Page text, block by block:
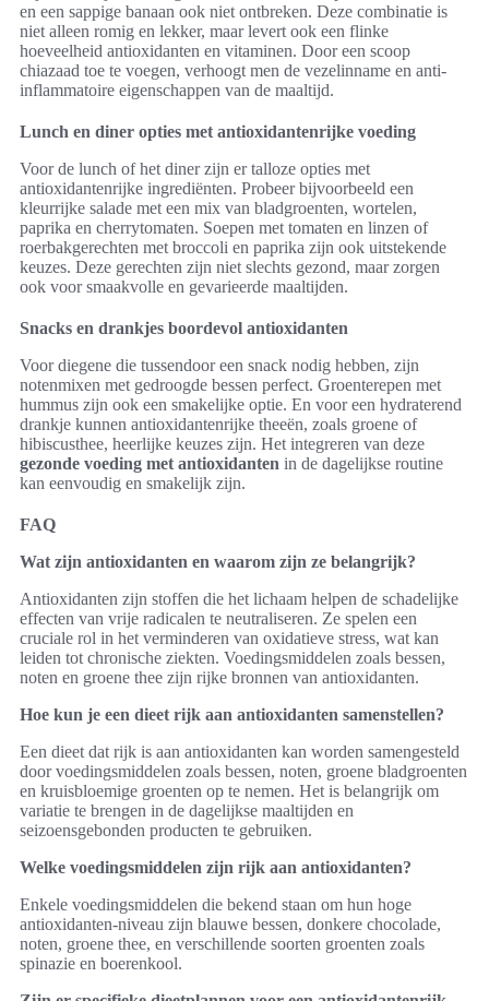
en een sappige banaan ook niet ontbreken. Deze combinatie is
niet alleen romig en lekker, maar levert ook een flinke
hoeveelheid antioxidanten en vitaminen. Door een scoop
chiazaad toe te voegen, verhoogt men de vezelinname en anti-
inflammatoire eigenschappen van de maaltijd.
Lunch en diner opties met antioxidantenrijke voeding
Voor de lunch of het diner zijn er talloze opties met
antioxidantenrijke ingrediënten. Probeer bijvoorbeeld een
kleurrijke salade met een mix van bladgroenten, wortelen,
paprika en cherrytomaten. Soepen met tomaten en linzen of
roerbakgerechten met broccoli en paprika zijn ook uitstekende
keuzes. Deze gerechten zijn niet slechts gezond, maar zorgen
ook voor smaakvolle en gevarieerde maaltijden.
Snacks en drankjes boordevol antioxidanten
Voor diegene die tussendoor een snack nodig hebben, zijn
notenmixen met gedroogde bessen perfect. Groenterepen met
hummus zijn ook een smakelijke optie. En voor een hydraterend
drankje kunnen antioxidantenrijke theeën, zoals groene of
hibiscusthee, heerlijke keuzes zijn. Het integreren van deze
gezonde voeding met antioxidanten in de dagelijkse routine
kan eenvoudig en smakelijk zijn.
FAQ
Wat zijn antioxidanten en waarom zijn ze belangrijk?
Antioxidanten zijn stoffen die het lichaam helpen de schadelijke
effecten van vrije radicalen te neutraliseren. Ze spelen een
cruciale rol in het verminderen van oxidatieve stress, wat kan
leiden tot chronische ziekten. Voedingsmiddelen zoals bessen,
noten en groene thee zijn rijke bronnen van antioxidanten.
Hoe kun je een dieet rijk aan antioxidanten samenstellen?
Een dieet dat rijk is aan antioxidanten kan worden samengesteld
door voedingsmiddelen zoals bessen, noten, groene bladgroenten
en kruisbloemige groenten op te nemen. Het is belangrijk om
variatie te brengen in de dagelijkse maaltijden en
seizoensgebonden producten te gebruiken.
Welke voedingsmiddelen zijn rijk aan antioxidanten?
Enkele voedingsmiddelen die bekend staan om hun hoge
antioxidanten-niveau zijn blauwe bessen, donkere chocolade,
noten, groene thee, en verschillende soorten groenten zoals
spinazie en boerenkool.